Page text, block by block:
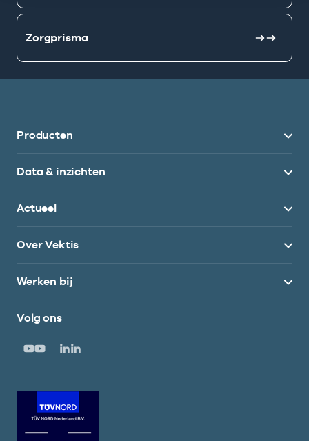
Zorgprisma
Producten
Data & inzichten
Actueel
Over Vektis
Werken bij
Volg ons